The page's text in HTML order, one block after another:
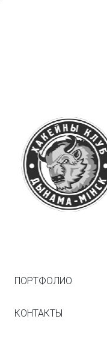
ПОРТФОЛИО
КОНТАКТЫ